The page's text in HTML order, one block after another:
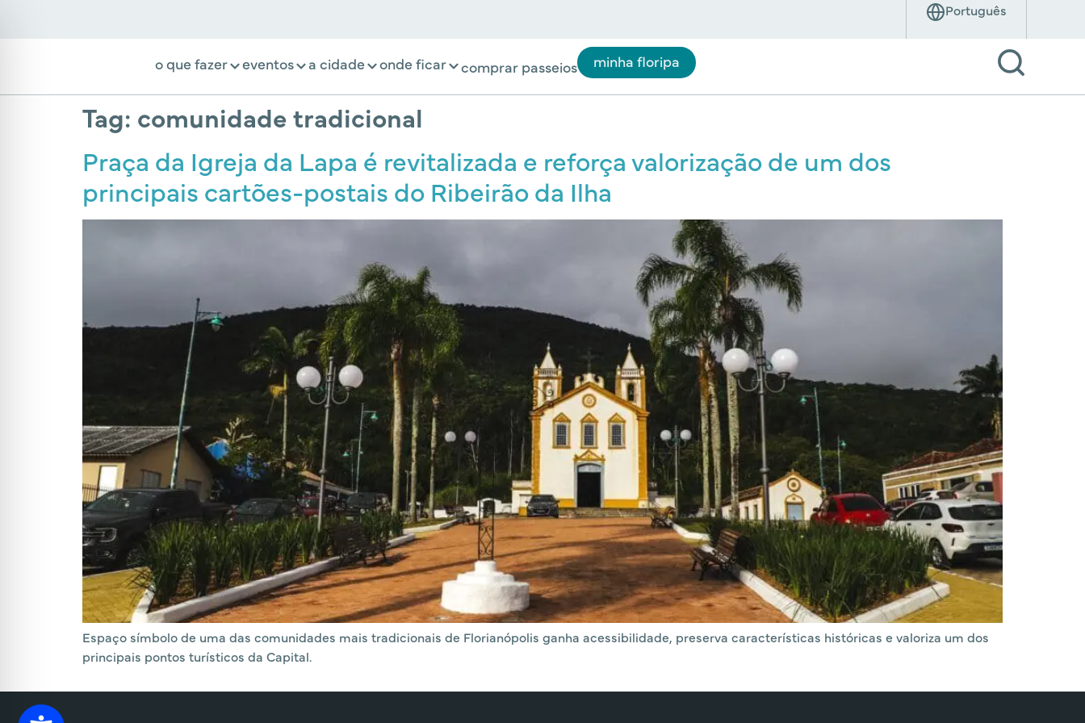
o que fazer eventos a cidade onde ficar comprar passeios minha floripa
Tag: comunidade tradicional
Praça da Igreja da Lapa é revitalizada e reforça valorização de um dos
principais cartões-postais do Ribeirão da Ilha
Espaço símbolo de uma das comunidades mais tradicionais de Florianópolis ganha acessibilidade, preserva características históricas e valoriza um dos
principais pontos turísticos da Capital.